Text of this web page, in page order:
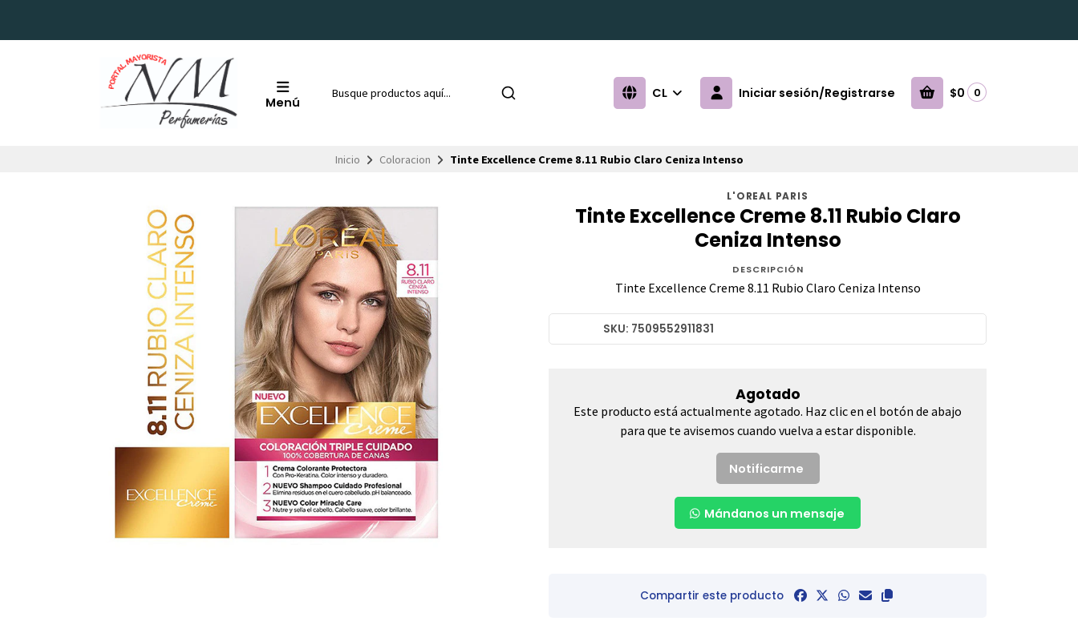
Menú
CL Iniciar sesión/Registrarse $0 0
Inicio Coloracion Tinte Excellence Creme 8.11 Rubio Claro Ceniza Intenso
L'OREAL PARIS
Tinte Excellence Creme 8.11 Rubio Claro
Ceniza Intenso
DESCRIPCIÓN
Tinte Excellence Creme 8.11 Rubio Claro Ceniza Intenso
SKU: 7509552911831
Agotado
Este producto está actualmente agotado. Haz clic en el botón de abajo
para que te avisemos cuando vuelva a estar disponible.
Notificarme
Mándanos un mensaje
Compartir este producto